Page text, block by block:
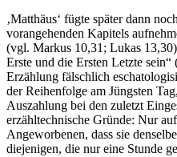
‚Matthäus‘ fügte später dann
vorangehenden Kapitels
(vgl. Markus 10,31; Lukas
Erste und die Ersten Letzte
Erzählung fälschlich
der Reihenfolge am Jüngsten
Auszahlung bei den zuletzt
erzähltechnische Gründe: Nur
Angeworbenen, dass sie
diejenigen, die nur eine Stunde